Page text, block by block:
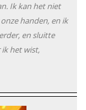
Ik kan het niet
handen, en ik
en sluitte
het wist,